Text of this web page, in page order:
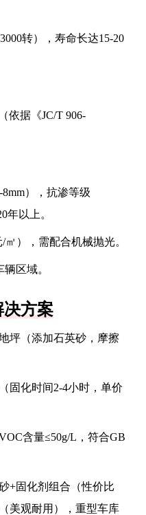
转），寿命长达15-20
依据《JC/T 906-
），抗渗等级
年以上。
），需配合机械抛光。
区域。
决方案
坪（添加石英砂，摩擦
固化时间2-4小时，单价
含量≤50g/L，符合GB
+固化剂组合（性价比
美观耐用），重型车库